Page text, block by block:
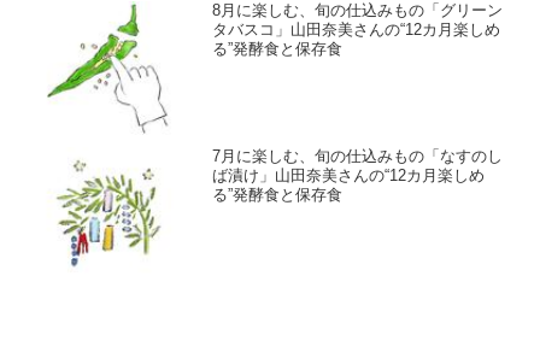
8月に楽しむ、旬の仕込みもの「グリーン
タバスコ」山田奈美さんの“12カ月楽しめ
る”発酵食と保存食
7月に楽しむ、旬の仕込みもの「なすのし
ば漬け」山田奈美さんの“12カ月楽しめ
る”発酵食と保存食